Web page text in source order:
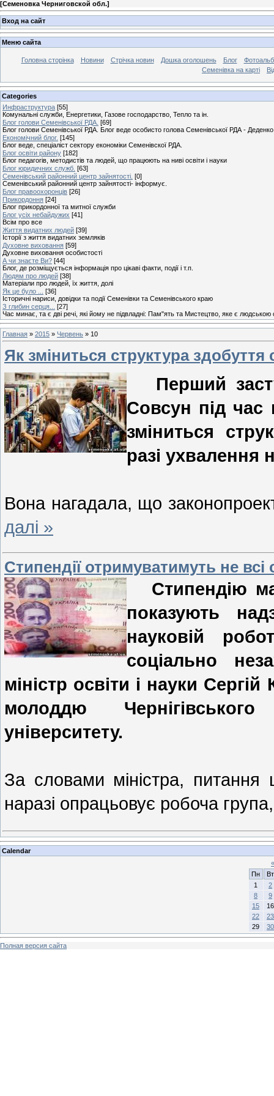
[Семеновка Черниговской обл.]
Вход на сайт
Меню сайта
Головна сторінка Новини Стрічка новин Дошка оголошень Блог
Семенівка на карті
Categories
Инфраструктура [55]
Комунальні служби, Енергетики, Газове господарство, Тепло та ін.
Блог голови Семенівської РДА. [69]
Блог голови Семенівської РДА. Блог веде особисто голова Семенівської РДА -
Економічний блог. [145]
Блог веде, спеціаліст сектору економіки Семенівскої РДА.
Блог освіти району [182]
Блог педагогів, методистів та людей, що працюють на ниві освіти і науки
Блог юридичних служб. [63]
Семенівський районний центр зайнятості. [0]
Семенівський районний центр зайнятості- інформує.
Блог правоохоронців [26]
Прикордоння [24]
Блог прикордонної та митної служби
Блог усіх небайдужих [41]
Всім про все
Життя видатних людей [39]
Історії з життя видатних земляків
Духовне виховання [59]
Духовне виховання особистості
А чи знаєте Ви? [44]
Блог, де розміщується інформація про цікаві факти, події і т.п.
Людям про людей [38]
Матеріали про людей, їх життя, долі
Як це було ...
[36]
Історичні нариси, довідки та події Семенівки та Семенівського краю
З глибин серця...
[27]
Час минає, та є дві речі, які йому не підвладні: Пам"ять та Мистецтво, яке є
Главная » 2015 » Червень » 10
Як зміниться структура здобуття
Перший
Совсун під час
зміниться
разі ухвалення
Вона нагадала, що
далі »
Стипендії отримуватимуть не всі
Стипендію
показують
науковій
соціально
міністр освіти і науки Сергій
молоддю Чернігівського
університету.
За словами міністра, питання
наразі опрацьовує робоча
Calendar
«
Пн
Вт
1
2
8
9
15
16
22
23
29
30
Полная версия сайта